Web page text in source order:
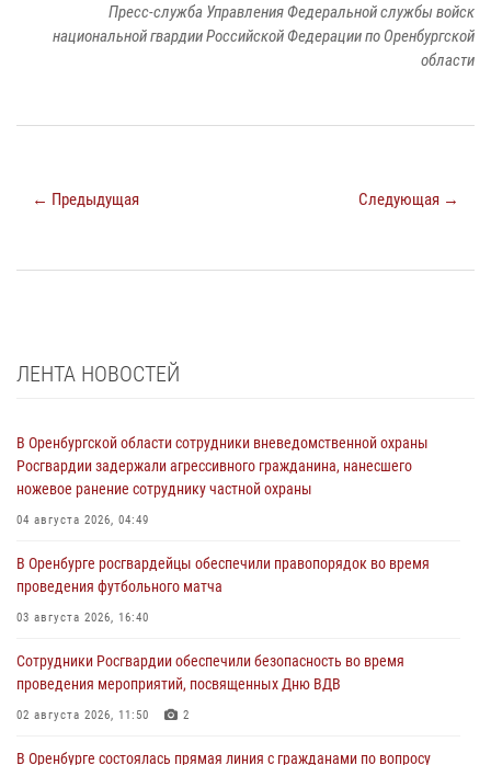
Пресс-служба Управления Федеральной службы войск
национальной гвардии Российской Федерации по Оренбургской
области
← Предыдущая Следующая →
ЛЕНТА НОВОСТЕЙ
В Оренбургской области сотрудники вневедомственной охраны
Росгвардии задержали агрессивного гражданина, нанесшего
ножевое ранение сотруднику частной охраны
04 августа 2026, 04:49
В Оренбурге росгвардейцы обеспечили правопорядок во время
проведения футбольного матча
03 августа 2026, 16:40
Сотрудники Росгвардии обеспечили безопасность во время
проведения мероприятий, посвященных Дню ВДВ
02 августа 2026, 11:50 2
В Оренбурге состоялась прямая линия с гражданами по вопросу